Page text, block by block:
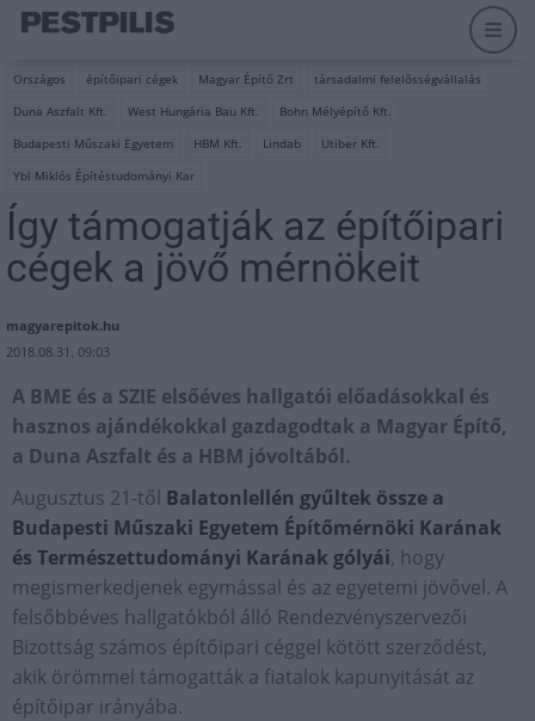
Országos építőipari cégek Magyar Építő Zrt
társadalmi felelősségvállalás
Duna Aszfalt Kft.
West Hungária Bau Kft.
Bohn Mélyépítő Kft.
Budapesti Műszaki Egyetem
HBM Kft. Lindab
Utiber Kft.
Ybl Miklós Építéstudományi Kar
Így támogatják az építőipari
cégek a jövő mérnökeit
magyarepitok.hu
2018.08.31. 09:03
A BME és a SZIE elsőéves hallgatói előadásokkal és
hasznos ajándékokkal gazdagodtak a Magyar Építő,
a Duna Aszfalt és a HBM jóvoltából.
Augusztus 21-től Balatonlellén gyűltek össze a
Budapesti Műszaki Egyetem Építőmérnöki Karának
és Természettudományi Karának gólyái, hogy
megismerkedjenek egymással és az egyetemi jövővel. A
felsőbbéves hallgatókból álló Rendezvényszervezői
Bizottság számos építőipari céggel kötött szerződést,
akik örömmel támogatták a fiatalok kapunyitását az
építőipar irányába.